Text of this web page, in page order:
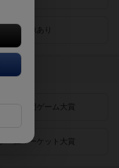
画像あり
ドイツ年間ゲーム大賞
ゲームマーケット大賞